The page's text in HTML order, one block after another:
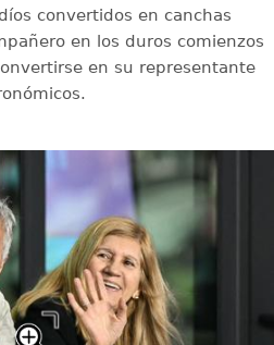
convertidos en canchas
en los duros comienzos
en su representante